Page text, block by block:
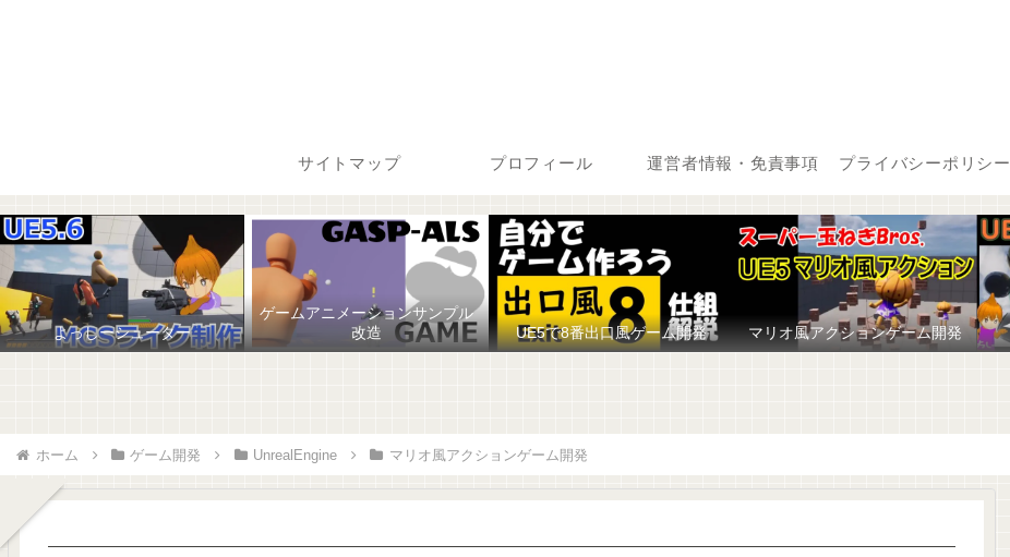
サイトマップ プロフィール 運営者情報・免責事項 プライバシーポリシー
よっしーシューター
ゲームアニメーションサンプル
改造
UE5で8番出口風ゲーム開発 マリオ風アクションゲーム開発
ホーム ゲーム開発 UnrealEngine マリオ風アクションゲーム開発